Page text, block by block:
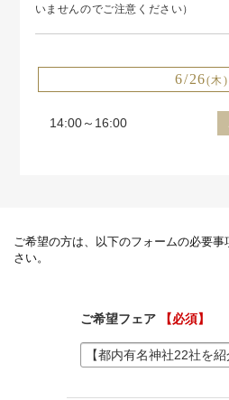
いませんのでご注意ください）
6/26(木)
14:00～16:00